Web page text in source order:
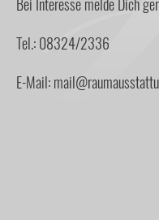
Tel.: 08324/2336
E-Mail: